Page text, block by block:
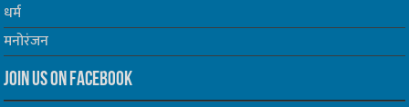
धर्म
मनोरंजन
Join us on Facebook